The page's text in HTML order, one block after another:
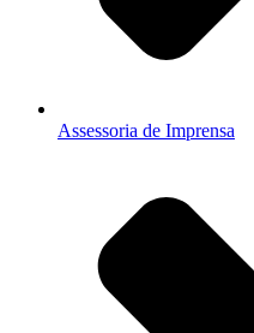
Assessoria de Imprensa